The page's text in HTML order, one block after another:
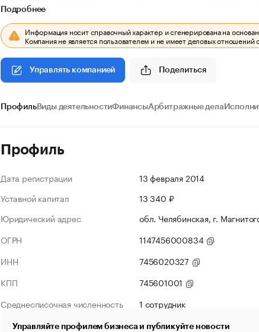
Подробнее
Информация носит справочный характер и сгенерирована на
Компания не является пользователем и не имеет деловых отношений
Управлять компанией Поделиться
ПрофильВиды деятельностиФинансыАрбитражные дела
Профиль
Дата регистрации
13 февраля 2014
Уставной капитал
13 340 ₽
Юридический адрес
обл. Челябинская, г.
ОГРН
1147456000834
ИНН
7456020327
КПП
745601001
Среднесписочная численность
1 сотрудник
Управляйте профилем бизнеса и публикуйте новости